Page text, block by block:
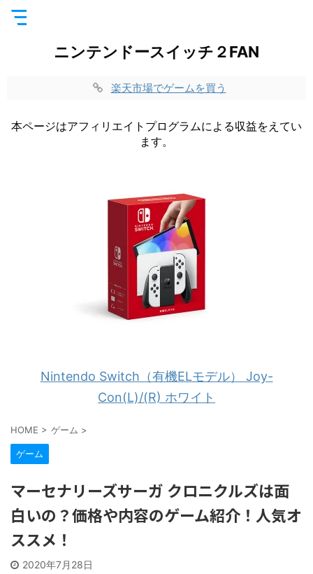
ニンテンドースイッチ２FAN
楽天市場でゲームを買う
本ページはアフィリエイトプログラムによる収益をえてい
ます。
Nintendo Switch（有機ELモデル） Joy-
Con(L)/(R) ホワイト
HOME > ゲーム >
ゲーム
マーセナリーズサーガ クロニクルズは面
白いの？価格や内容のゲーム紹介！人気オ
ススメ！
2020年7月28日